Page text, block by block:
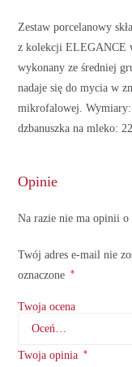
Zestaw porcelanowy
z kolekcji ELEGANCE
wykonany ze średniej
nadaje się do mycia w
mikrofalowej. Wymiary:
dzbanuszka na mleko:
Opinie
Na razie nie ma opinii o
Twój adres e-mail nie
oznaczone
*
Twoja ocena
Twoja opinia *